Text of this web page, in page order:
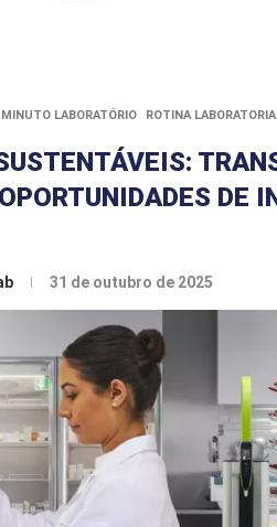
MINUTO LABORATÓRIO ROTINA
DE
31 de outubro de 2025